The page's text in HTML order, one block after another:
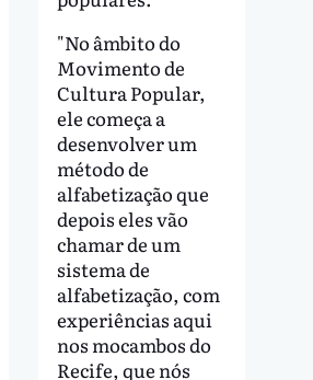
"No âmbito do
Movimento de
Cultura Popular,
ele começa a
desenvolver um
método de
alfabetização que
depois eles vão
chamar de um
sistema de
alfabetização, com
experiências aqui
nos mocambos do
Recife, que nós